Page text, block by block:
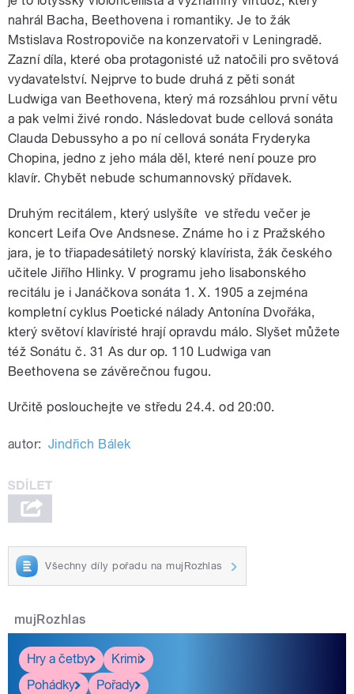
nahrál Bacha, Beethovena i romantiky. Je to žák
Mstislava Rostropoviče na konzervatoři v Leningradě.
Zazní díla, které oba protagonisté už natočili pro světová
vydavatelství. Nejprve to bude druhá z pěti sonát
Ludwiga van Beethovena, který má rozsáhlou první větu
a pak velmi živé rondo. Následovat bude cellová sonáta
Clauda Debussyho a po ní cellová sonáta Fryderyka
Chopina, jedno z jeho mála děl, které není pouze pro
klavír. Chybět nebude schumannovský přídavek.
Druhým recitálem, který uslyšíte ve středu večer je
koncert Leifa Ove Andsnese. Známe ho i z Pražského
jara, je to třiapadesátiletý norský klavírista, žák českého
učitele Jiřího Hlinky. V programu jeho lisabonského
recitálu je i Janáčkova sonáta 1. X. 1905 a zejména
kompletní cyklus Poetické nálady Antonína Dvořáka,
který světoví klavíristé hrají opravdu málo. Slyšet můžete
též Sonátu č. 31 As dur op. 110 Ludwiga van
Beethovena se závěrečnou fugou.
Určitě poslouchejte ve středu 24.4. od 20:00.
autor: Jindřich Bálek
Všechny díly pořadu na mujRozhlas
mujRozhlas
Hry a četby
Krimi
Pohádky
Pořady